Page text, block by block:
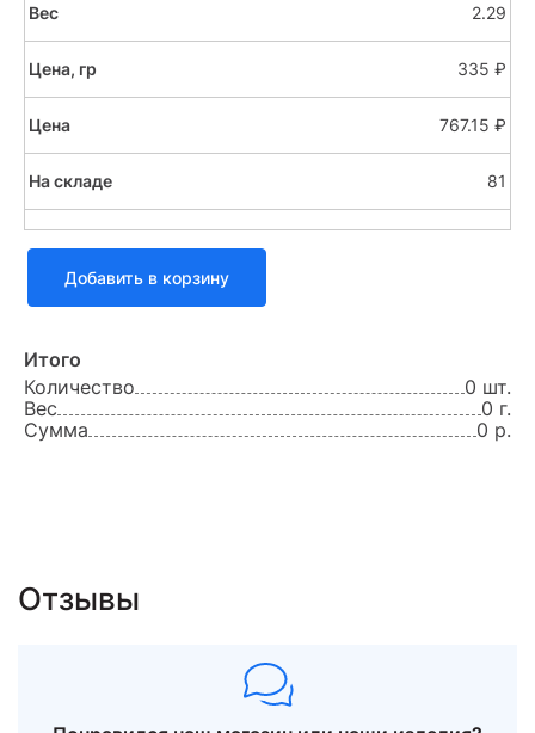
2.29
335 ₽
767.15 ₽
81
Добавить в корзину
Итого
Количество
0 шт.
Вес
0 г.
Сумма
0 р.
Отзывы